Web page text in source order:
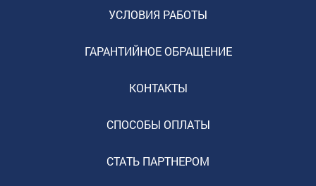
УСЛОВИЯ РАБОТЫ
ГАРАНТИЙНОЕ ОБРАЩЕНИЕ
КОНТАКТЫ
СПОСОБЫ ОПЛАТЫ
СТАТЬ ПАРТНЕРОМ